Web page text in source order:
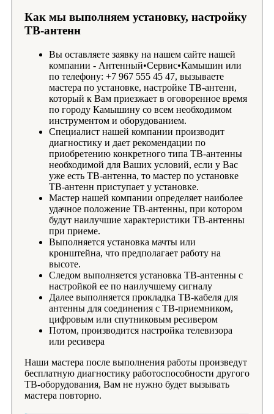
Как мы выполняем установку, настройку
ТВ-антенн
Вы оставляете заявку на нашем сайте нашей
компании - Антенный•Сервис•Камышин или
по телефону: +7 967 555 45 47, вызываете
мастера по установке, настройке ТВ-антенн,
который к Вам приезжает в оговоренное время
по городу Камышину со всем необходимом
инструментом и оборудованием.
Специалист нашей компании производит
диагностику и дает рекомендации по
приобретению конкретного типа ТВ-антенны
необходимой для Ваших условий, если у Вас
уже есть ТВ-антенна, то мастер по установке
ТВ-антенн приступает у установке.
Мастер нашей компании определяет наиболее
удачное положение ТВ-антенны, при котором
будут наилучшие характеристики ТВ-антенны
при приеме.
Выполняется установка мачты или
кронштейна, что предполагает работу на
высоте.
Следом выполняется установка ТВ-антенны с
настройкой ее по наилучшему сигналу
Далее выполняется прокладка ТВ-кабеля для
антенны для соединения с ТВ-приемником,
цифровым или спутниковым ресивером
Потом, производится настройка телевизора
или ресивера
Наши мастера после выполнения работы произведут
бесплатную диагностику работоспособности другого
ТВ-оборудования, Вам не нужно будет вызывать
мастера повторно.